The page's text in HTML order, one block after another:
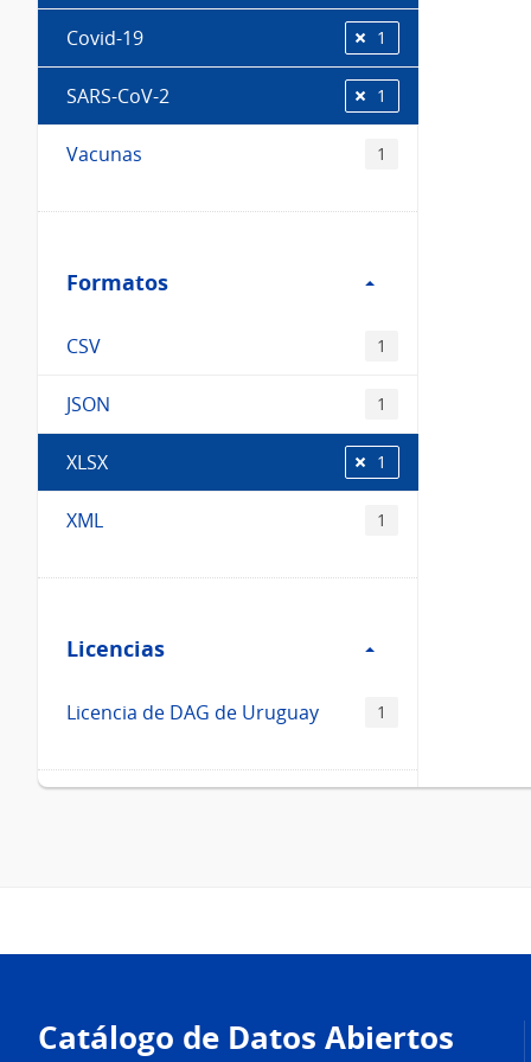
Covid-19 1
SARS-CoV-2 1
Vacunas 1
Formatos
Formatos
CSV 1
JSON 1
XLSX 1
XML 1
Licencias
Licencias
Licencia de DAG de Uruguay 1
Catálogo de Datos Abiertos